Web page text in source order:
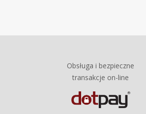
Obsługa i bezpieczne
transakcje on-line